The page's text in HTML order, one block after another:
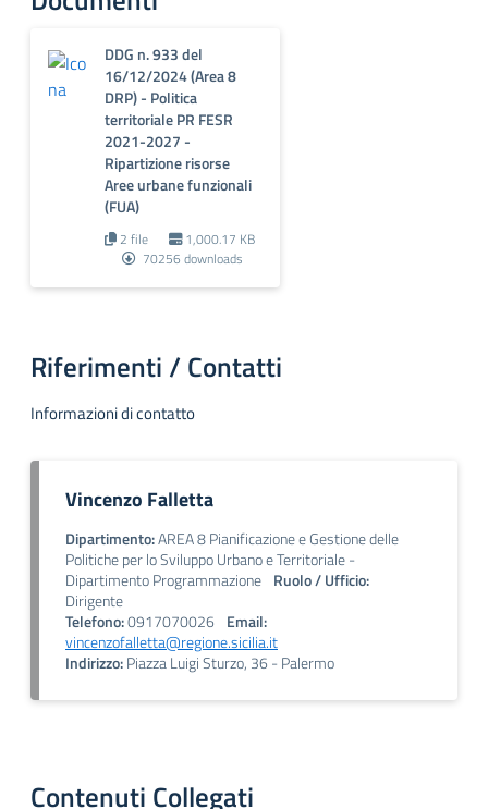
DDG n. 933 del
16/12/2024 (Area 8
DRP) - Politica
territoriale PR FESR
2021-2027 -
Ripartizione risorse
Aree urbane funzionali
(FUA)
2 file
1,000.17 KB
70256 downloads
Riferimenti / Contatti
Informazioni di contatto
Vincenzo Falletta
Dipartimento:AREA 8 Pianificazione e Gestione delle
Politiche per lo Sviluppo Urbano e Territoriale -
Dipartimento Programmazione Ruolo / Ufficio:
Dirigente
Telefono:0917070026 Email:
vincenzofalletta@regione.sicilia.it
Indirizzo:Piazza Luigi Sturzo, 36 - Palermo
Contenuti Collegati